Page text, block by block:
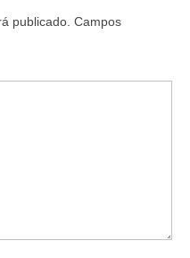
publicado. Campos